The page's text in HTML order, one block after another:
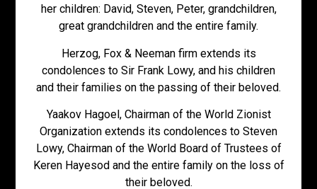
her children: David, Steven, Peter, grandchildren,
great grandchildren and the entire family.
Herzog, Fox & Neeman firm extends its
condolences to Sir Frank Lowy, and his children
and their families on the passing of their beloved.
Yaakov Hagoel, Chairman of the World Zionist
Organization extends its condolences to Steven
Lowy, Chairman of the World Board of Trustees of
Keren Hayesod and the entire family on the loss of
their beloved.